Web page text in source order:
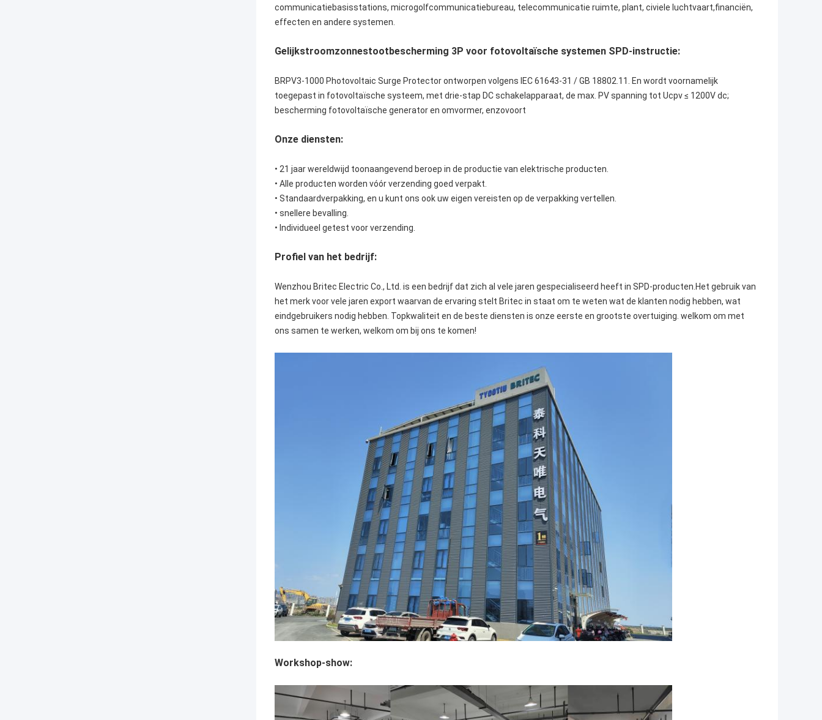
communicatiebasisstations, microgolfcommunicatiebureau, telecommunicatie ruimte, plant, civiele luchtvaart,financiën,
effecten en andere systemen.
Gelijkstroomzonnestootbescherming 3P voor fotovoltaïsche systemen SPD-instructie:
BRPV3-1000 Photovoltaic Surge Protector ontworpen volgens IEC 61643-31 / GB 18802.11. En wordt voornamelijk
toegepast in fotovoltaïsche systeem, met drie-stap DC schakelapparaat, de max. PV spanning tot Ucpv ≤ 1200V dc;
bescherming fotovoltaïsche generator en omvormer, enzovoort
Onze diensten:
• 21 jaar wereldwijd toonaangevend beroep in de productie van elektrische producten.
• Alle producten worden vóór verzending goed verpakt.
• Standaardverpakking, en u kunt ons ook uw eigen vereisten op de verpakking vertellen.
• snellere bevalling.
• Individueel getest voor verzending.
Profiel van het bedrijf:
Wenzhou Britec Electric Co., Ltd. is een bedrijf dat zich al vele jaren gespecialiseerd heeft in SPD-producten.Het gebruik van
het merk voor vele jaren export waarvan de ervaring stelt Britec in staat om te weten wat de klanten nodig hebben, wat
eindgebruikers nodig hebben. Topkwaliteit en de beste diensten is onze eerste en grootste overtuiging. welkom om met
ons samen te werken, welkom om bij ons te komen!
Workshop-show: